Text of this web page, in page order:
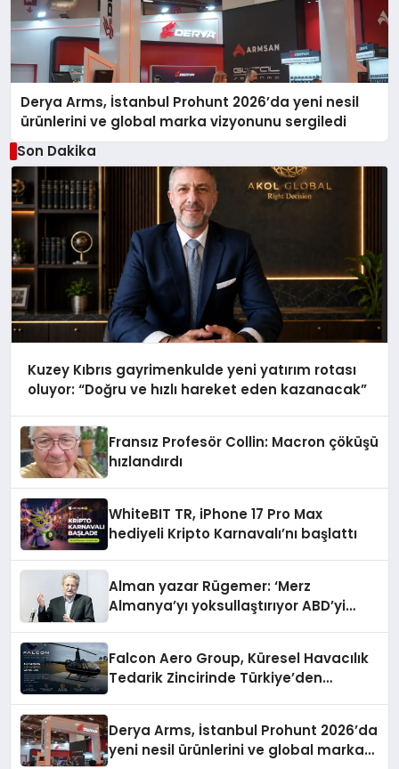
Derya Arms, İstanbul Prohunt 2026’da yeni nesil
ürünlerini ve global marka vizyonunu sergiledi
Son Dakika
Kuzey Kıbrıs gayrimenkulde yeni yatırım rotası
oluyor: “Doğru ve hızlı hareket eden kazanacak”
Fransız Profesör Collin: Macron çöküşü
hızlandırdı
WhiteBIT TR, iPhone 17 Pro Max
hediyeli Kripto Karnavalı’nı başlattı
Alman yazar Rügemer: ‘Merz
Almanya’yı yoksullaştırıyor ABD’yi
Falcon Aero Group, Küresel Havacılık
Tedarik Zincirinde Türkiye’den
Derya Arms, İstanbul Prohunt 2026’da
yeni nesil ürünlerini ve global marka